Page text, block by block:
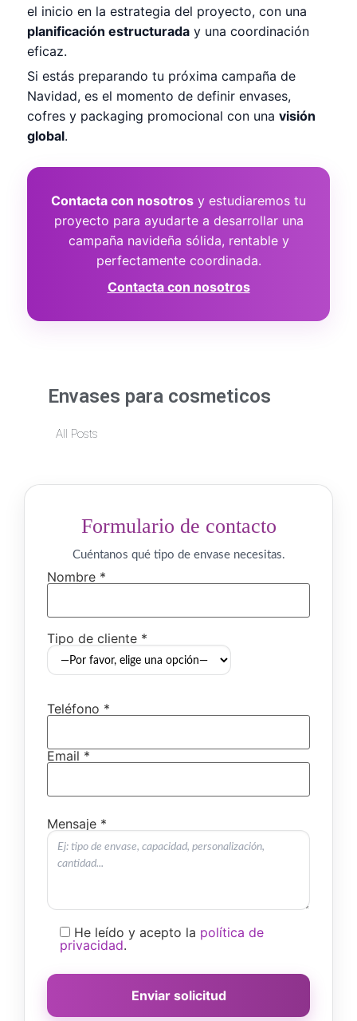
el inicio en la estrategia del proyecto, con una
planificación estructurada y una coordinación
eficaz.
Si estás preparando tu próxima campaña de
Navidad, es el momento de definir envases,
cofres y packaging promocional con una visión
global.
Contacta con nosotros y estudiaremos tu
proyecto para ayudarte a desarrollar una
campaña navideña sólida, rentable y
perfectamente coordinada.
Contacta con nosotros
Envases para cosmeticos
All Posts
Formulario de contacto
Cuéntanos qué tipo de envase necesitas.
Nombre *
Tipo de cliente *
Teléfono *
Email *
Mensaje *
He leído y acepto la política de
privacidad.